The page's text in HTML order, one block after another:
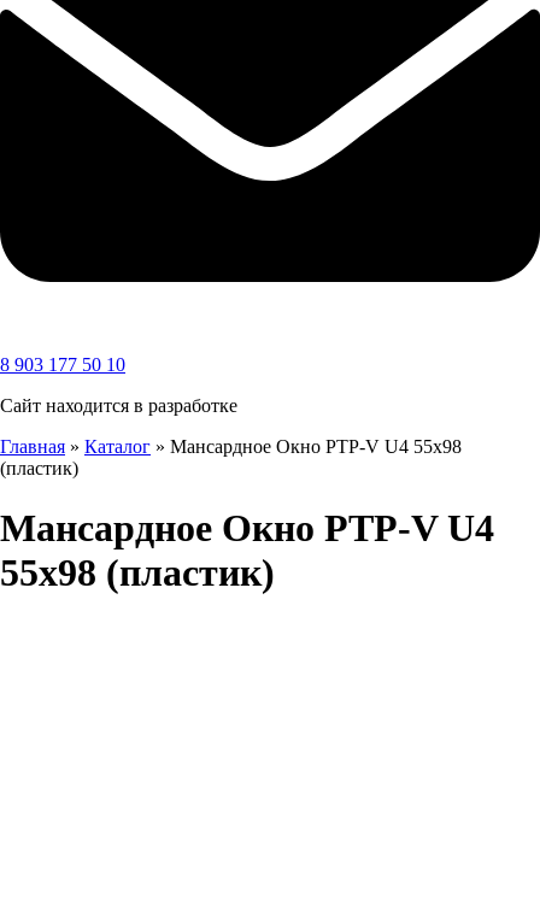
8 903 177 50 10
Сайт находится в разработке
Главная » Каталог » Мансардное Окно PTP-V U4 55х98
(пластик)
Мансардное Окно PTP-V U4
55х98 (пластик)